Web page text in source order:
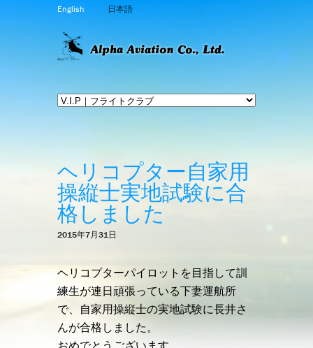
English 日本語
ヘリコプター自家用
操縦士実地試験に合
格しました
2015年7月31日
ヘリコプターパイロットを目指して訓
練生が連日頑張っている下妻運航所
で、自家用操縦士の実地試験に長井さ
んが合格しました。
おめでとうございます。